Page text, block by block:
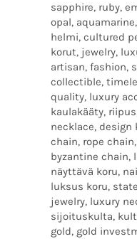
sapphire, ruby,
opal,
helmi, cultured
korut, jewelry,
artisan, fashion,
collectible,
quality, luxury
kaulakääty,
necklace, design
chain, rope
byzantine chain,
näyttävä koru,
luksus koru,
jewelry, luxury
sijoituskulta,
gold, gold